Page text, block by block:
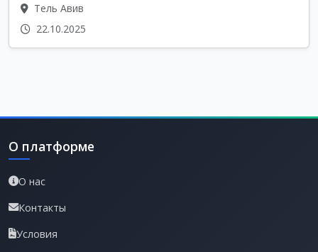
Тель Авив
22.10.2025
О платформе
О нас
Контакты
Условия